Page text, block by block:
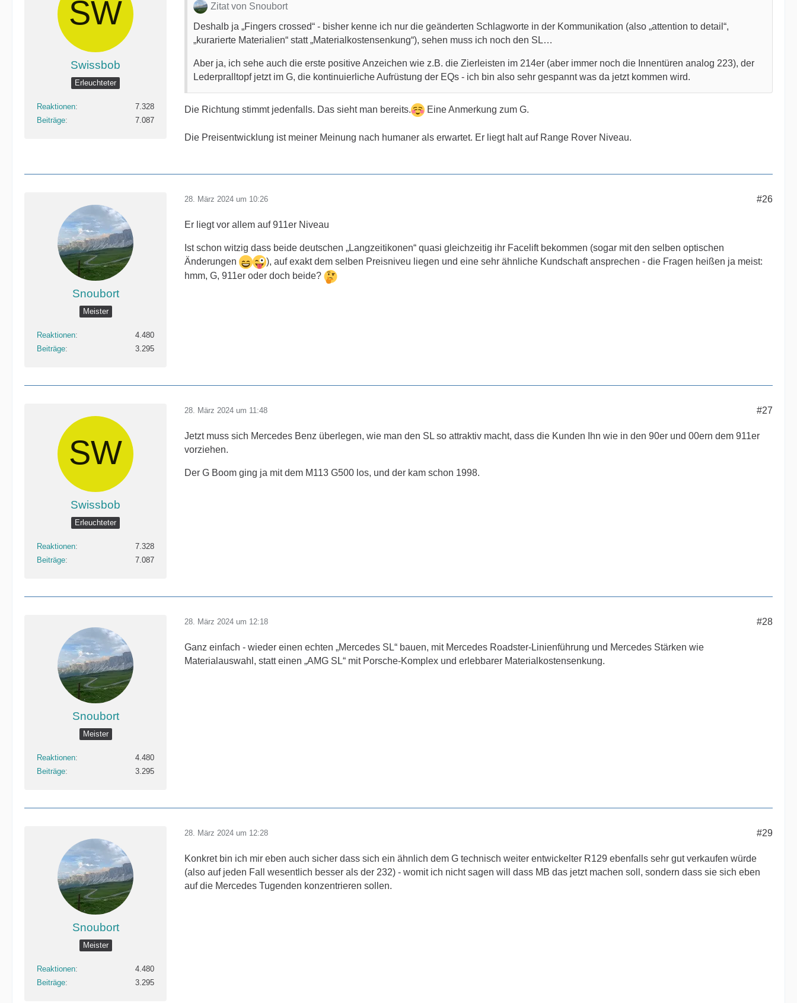
Swissbob
Erleuchteter
Reaktionen
7.328
Beiträge
7.087
Zitat von Snoubort
Deshalb ja „Fingers crossed“ - bisher kenne ich nur die geänderten Schlagworte in der Kommunikation (also „attention to detail“,
„kurarierte Materialien“ statt „Materialkostensenkung“), sehen muss ich noch den SL…
Aber ja, ich sehe auch die erste positive Anzeichen wie z.B. die Zierleisten im 214er (aber immer noch die Innentüren analog 223), der
Lederpralltopf jetzt im G, die kontinuierliche Aufrüstung der EQs - ich bin also sehr gespannt was da jetzt kommen wird.
Die Richtung stimmt jedenfalls. Das sieht man bereits. Eine Anmerkung zum G.
Die Preisentwicklung ist meiner Meinung nach humaner als erwartet. Er liegt halt auf Range Rover Niveau.
Snoubort
Meister
Reaktionen
4.480
Beiträge
3.295
28. März 2024 um 10:26 #26
Er liegt vor allem auf 911er Niveau
Ist schon witzig dass beide deutschen „Langzeitikonen“ quasi gleichzeitig ihr Facelift bekommen (sogar mit den selben optischen
Änderungen
), auf exakt dem selben Preisniveu liegen und eine sehr ähnliche Kundschaft ansprechen - die Fragen heißen ja meist:
hmm, G, 911er oder doch beide?
Swissbob
Erleuchteter
Reaktionen
7.328
Beiträge
7.087
28. März 2024 um 11:48 #27
Jetzt muss sich Mercedes Benz überlegen, wie man den SL so attraktiv macht, dass die Kunden Ihn wie in den 90er und 00ern dem 911er
vorziehen.
Der G Boom ging ja mit dem M113 G500 los, und der kam schon 1998.
Snoubort
Meister
Reaktionen
4.480
Beiträge
3.295
28. März 2024 um 12:18 #28
Ganz einfach - wieder einen echten „Mercedes SL“ bauen, mit Mercedes Roadster-Linienführung und Mercedes Stärken wie
Materialauswahl, statt einen „AMG SL“ mit Porsche-Komplex und erlebbarer Materialkostensenkung.
Snoubort
Meister
Reaktionen
4.480
Beiträge
3.295
28. März 2024 um 12:28 #29
Konkret bin ich mir eben auch sicher dass sich ein ähnlich dem G technisch weiter entwickelter R129 ebenfalls sehr gut verkaufen würde
(also auf jeden Fall wesentlich besser als der 232) - womit ich nicht sagen will dass MB das jetzt machen soll, sondern dass sie sich eben
auf die Mercedes Tugenden konzentrieren sollen.